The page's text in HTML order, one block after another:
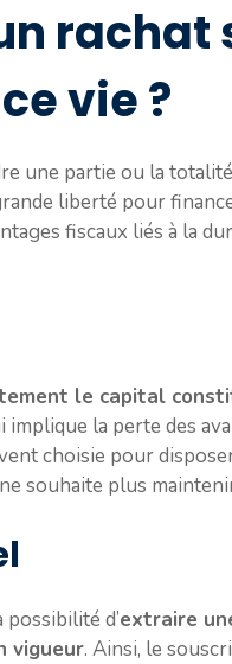
rachat
vie ?
une partie ou la
liberté pour
fiscaux liés à la
le capital
la perte des
choisie pour
souhaite plus
d’extraire
vigueur. Ainsi, le